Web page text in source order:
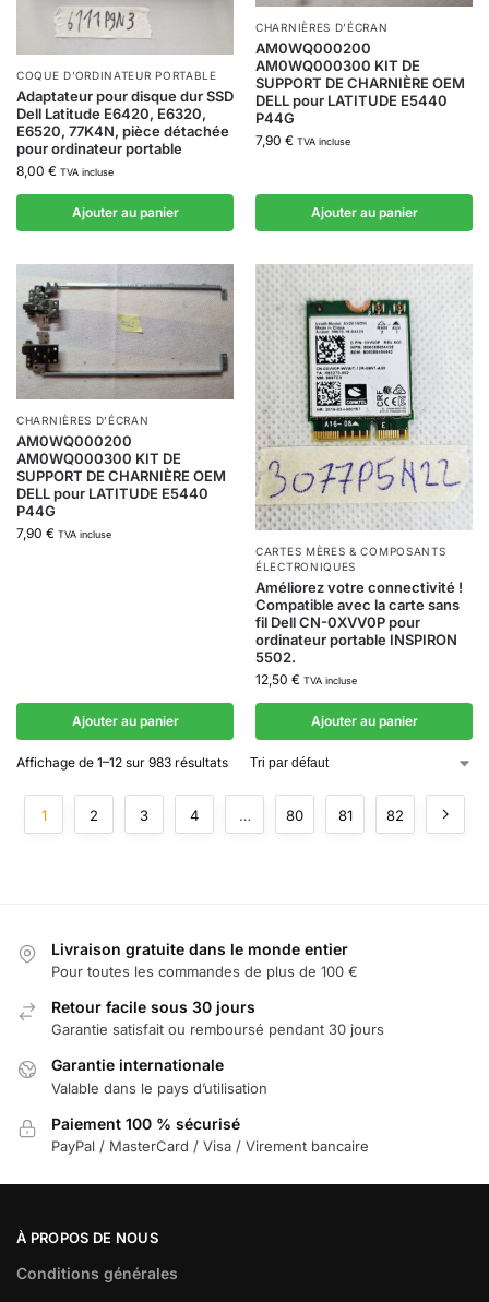
COQUE D’ORDINATEUR PORTABLE
Adaptateur pour disque dur SSD
Dell Latitude E6420, E6320,
E6520, 77K4N, pièce détachée
pour ordinateur portable
8,00 € TVA incluse
Ajouter au panier
CHARNIÈRES D’ÉCRAN
AM0WQ000200
AM0WQ000300 KIT DE
SUPPORT DE CHARNIÈRE OEM
DELL pour LATITUDE E5440
P44G
7,90 € TVA incluse
Ajouter au panier
CHARNIÈRES D’ÉCRAN
AM0WQ000200
AM0WQ000300 KIT DE
SUPPORT DE CHARNIÈRE OEM
DELL pour LATITUDE E5440
P44G
7,90 € TVA incluse
Ajouter au panier
CARTES MÈRES & COMPOSANTS
ÉLECTRONIQUES
Améliorez votre connectivité !
Compatible avec la carte sans
fil Dell CN-0XVV0P pour
ordinateur portable INSPIRON
5502.
12,50 € TVA incluse
Ajouter au panier
Affichage de 1–12 sur 983 résultats
1 2 3 4 … 80 81 82
Livraison gratuite dans le monde entier
Pour toutes les commandes de plus de 100 €
Retour facile sous 30 jours
Garantie satisfait ou remboursé pendant 30 jours
Garantie internationale
Valable dans le pays d’utilisation
Paiement 100 % sécurisé
PayPal / MasterCard / Visa / Virement bancaire
À PROPOS DE NOUS
Conditions générales